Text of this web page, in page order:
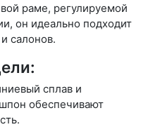
раме, регулируемой
он идеально подходит
салонов.
сплав и
обеспечивают